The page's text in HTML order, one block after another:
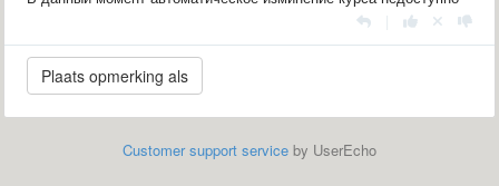
Customer support service by UserEcho